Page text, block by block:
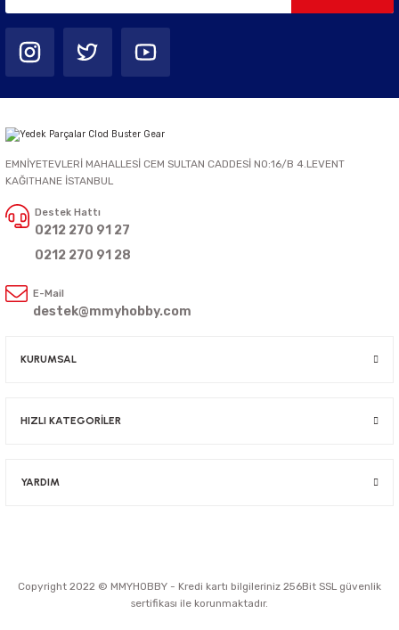
EMNİYETEVLERİ MAHALLESİ CEM SULTAN CADDESİ NO:16/B 4.LEVENT
KAĞITHANE İSTANBUL
Destek Hattı
0212 270 91 27
0212 270 91 28
E-Mail
destek@mmyhobby.com
KURUMSAL
HIZLI KATEGORİLER
YARDIM
Copyright 2022 © MMYHOBBY - Kredi kartı bilgileriniz 256Bit SSL güvenlik
sertifikası ile korunmaktadır.